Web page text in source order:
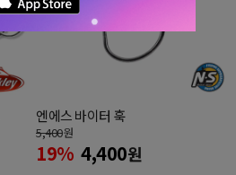
엔에스 바이터 훅
5,400원
19% 4,400원